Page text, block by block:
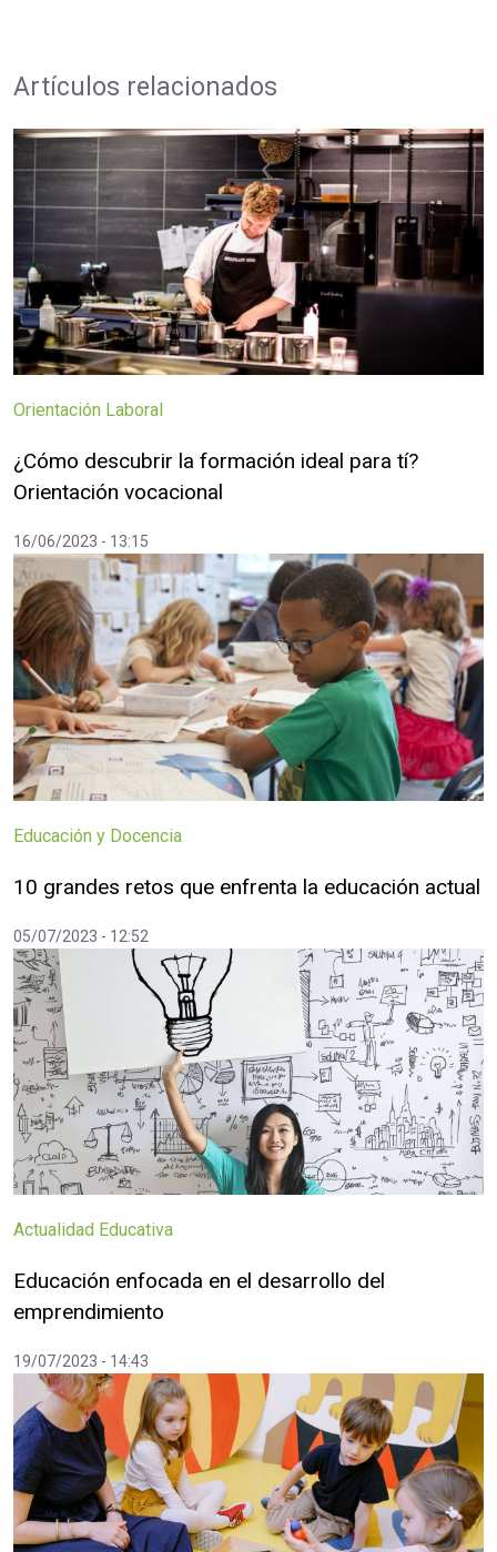
Artículos relacionados
Orientación Laboral
¿Cómo descubrir la formación ideal para tí?
Orientación vocacional
16/06/2023 - 13:15
Educación y Docencia
10 grandes retos que enfrenta la educación actual
05/07/2023 - 12:52
Actualidad Educativa
Educación enfocada en el desarrollo del
emprendimiento
19/07/2023 - 14:43